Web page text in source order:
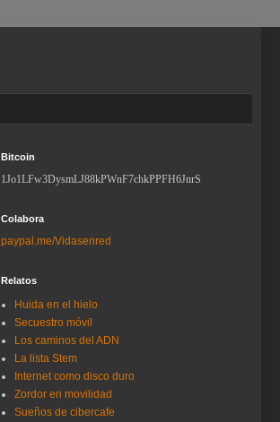
Bitcoin
1Jo1LFw3DysmLJ88kPWnF7chkPPFH6JnrS
Colabora
paypal.me/Vidasenred
Relatos
Huida en el hielo
Secuestro móvil
Los caminos del ADN
La lista Stem
Internet como disco duro
Zordor en movilidad
Sueños de cibercafe